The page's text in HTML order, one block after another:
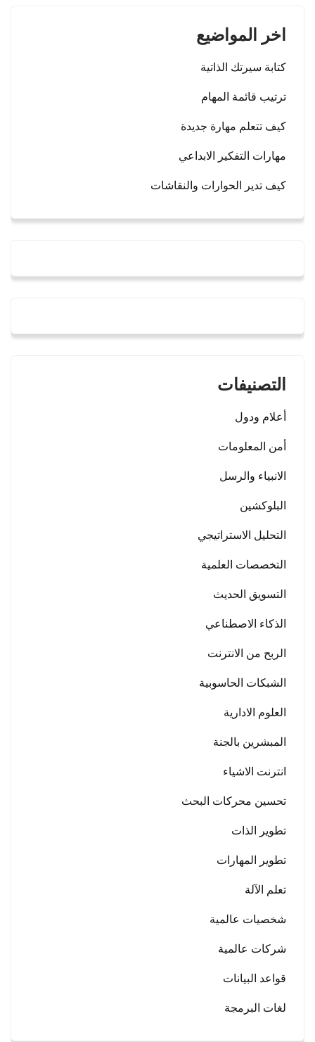
اخر المواضيع
كتابة سيرتك الذاتية
ترتيب قائمة المهام
كيف تتعلم مهارة جديدة
مهارات التفكير الابداعي
كيف تدير الحوارات والنقاشات
التصنيفات
أعلام ودول
أمن المعلومات
الانبياء والرسل
البلوكشين
التحليل الاستراتيجي
التخصصات العلمية
التسويق الحديث
الذكاء الاصطناعي
الربح من الانترنت
الشبكات الحاسوبية
العلوم الادارية
المبشرين بالجنة
انترنت الاشياء
تحسين محركات البحث
تطوير الذات
تطوير المهارات
تعلم الآلة
شخصيات عالمية
شركات عالمية
قواعد البيانات
لغات البرمجة